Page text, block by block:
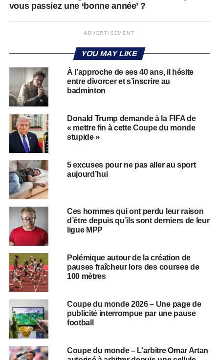
vous passiez une ‘bonne année’ ?
ADVERTISEMENT
YOU MAY LIKE
À l’approche de ses 40 ans, il hésite
entre divorcer et s’inscrire au
badminton
Donald Trump demande à la FIFA de
« mettre fin à cette Coupe du monde
stupide »
5 excuses pour ne pas aller au sport
aujourd’hui
Ces hommes qui ont perdu leur raison
d’être depuis qu’ils sont derniers de leur
ligue MPP
Polémique autour de la création de
pauses fraîcheur lors des courses de
100 mètres
Coupe du monde 2026 – Une page de
publicité interrompue par une pause
football
Coupe du monde – L’arbitre Omar Artan